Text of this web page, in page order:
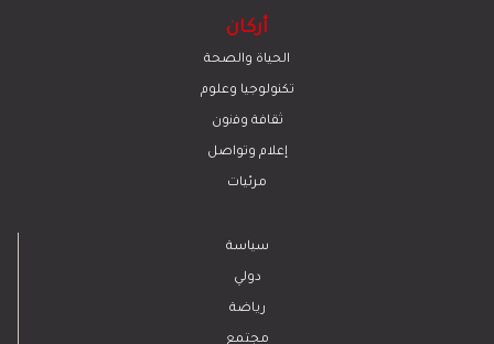
أركان
الحياة والصحة
تكنولوجيا وعلوم
ﺛﻘﺎﻓﺔ وﻓﻧون
إعلام وتواصل
مرئيات
سياسة
دولي
رياضة
مجتمع